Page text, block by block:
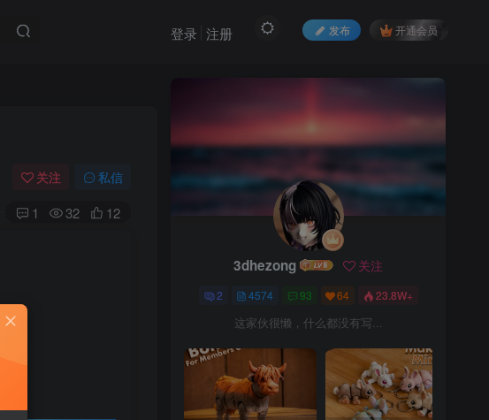
发布 开通会员
登录 注册
关注 私信
1 32 12
3dhezong 关注
2 4574 93 64 23.8W+
这家伙很懒，什么都没有写...